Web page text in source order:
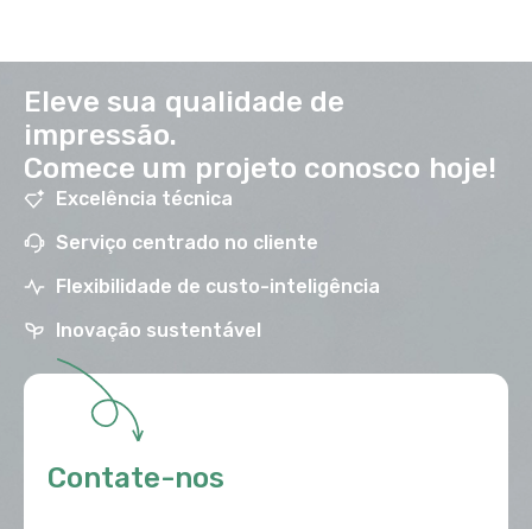
Eleve sua qualidade de
impressão.
Comece um projeto conosco hoje!
Excelência técnica
Serviço centrado no cliente
Flexibilidade de custo-inteligência
Inovação sustentável
Contate-nos